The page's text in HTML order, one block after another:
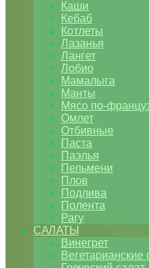
Каши
Кебаб
Котлеты
Лазанья
Лангет
Лобио
Мамалыга
Манты
Мясо по-
Омлет
Отбивные
Паста
Паэлья
Пельмени
Плов
Подлива
Полента
Рагу
САЛАТЫ
Винегрет
Вегетарианские